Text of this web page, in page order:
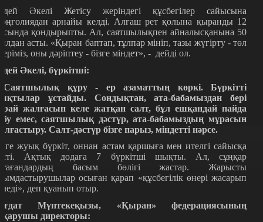
Әкелі Жетісу жеріндегі құсбегілер сайысына
арнайы келді. Алғаш рет қолына қыранды 12
қондырыпты. Ал, саятшылықпен айналысқанына 50
асты. «Қыран баптап, тұлпар мініп, тазы жүгірту - төл
оны дәріптеу - бізге міндет», - дейді ол.
Әкелі, бүркітші:
құру - ер азаматтың көркі. Бүркітті
ұстайды. Сондықтан, ата-бабамыздан бері
жалғасып келе жатқан салт, бұл ешқандай пайда
емес, саятшылық дәстүр, ата-бабамыздың мұрасын
Салт-дәстүр бізге парыз, міндетті нәрсе.
ге жуық бүркіт, оннан астам қаршыға мен ителгі сайысқа
Ақтық додаға 7 бүркітші шықты. Ал, сұңқар
басым бөлігі жастар. Жарысты
осыған қарап «құсбегілік өнері жасарып
деп қуанып отыр.
Мүптекеқызы, «Қыран» федерациясының
директоры: